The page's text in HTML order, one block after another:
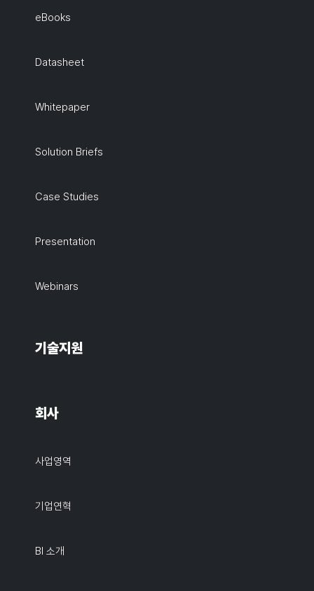
eBooks
Datasheet
Whitepaper
Solution Briefs
Case Studies
Presentation
Webinars
기술지원
회사
사업영역
기업연혁
BI 소개